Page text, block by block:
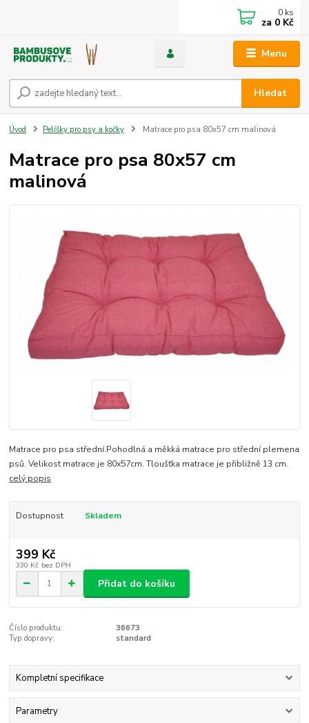
Menu
Hledat
0 ks
za 0 Kč
Úvod Pelíšky pro psy a kočky Matrace pro psa 80x57 cm malinová
Matrace pro psa 80x57 cm
malinová
Matrace pro psa střední.Pohodlná a měkká matrace pro střední plemena
psů. Velikost matrace je 80x57cm. Tloušťka matrace je přibližně 13 cm.
celý popis
Dostupnost Skladem
399 Kč
330 Kč bez DPH
Přidat do košíku
Číslo produktu:
36673
Typ dopravy:
standard
Kompletní specifikace
Parametry